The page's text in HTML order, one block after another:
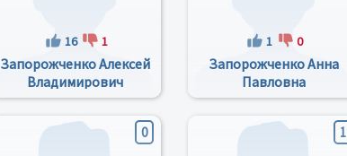
16 1
Запорожченко Алексей
Владимирович
1 0
Запорожченко Анна
Павловна
0 1